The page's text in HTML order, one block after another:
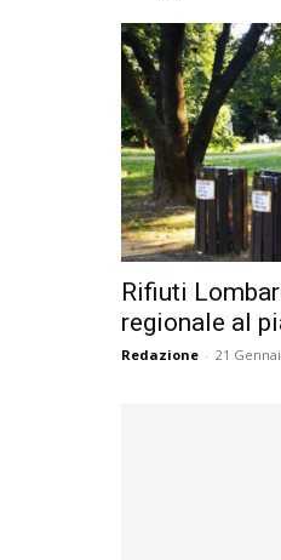
Rifiuti
regionale al
Redazione - 21